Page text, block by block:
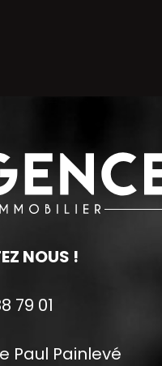
NOUS !
79 01
Paul Painlevé